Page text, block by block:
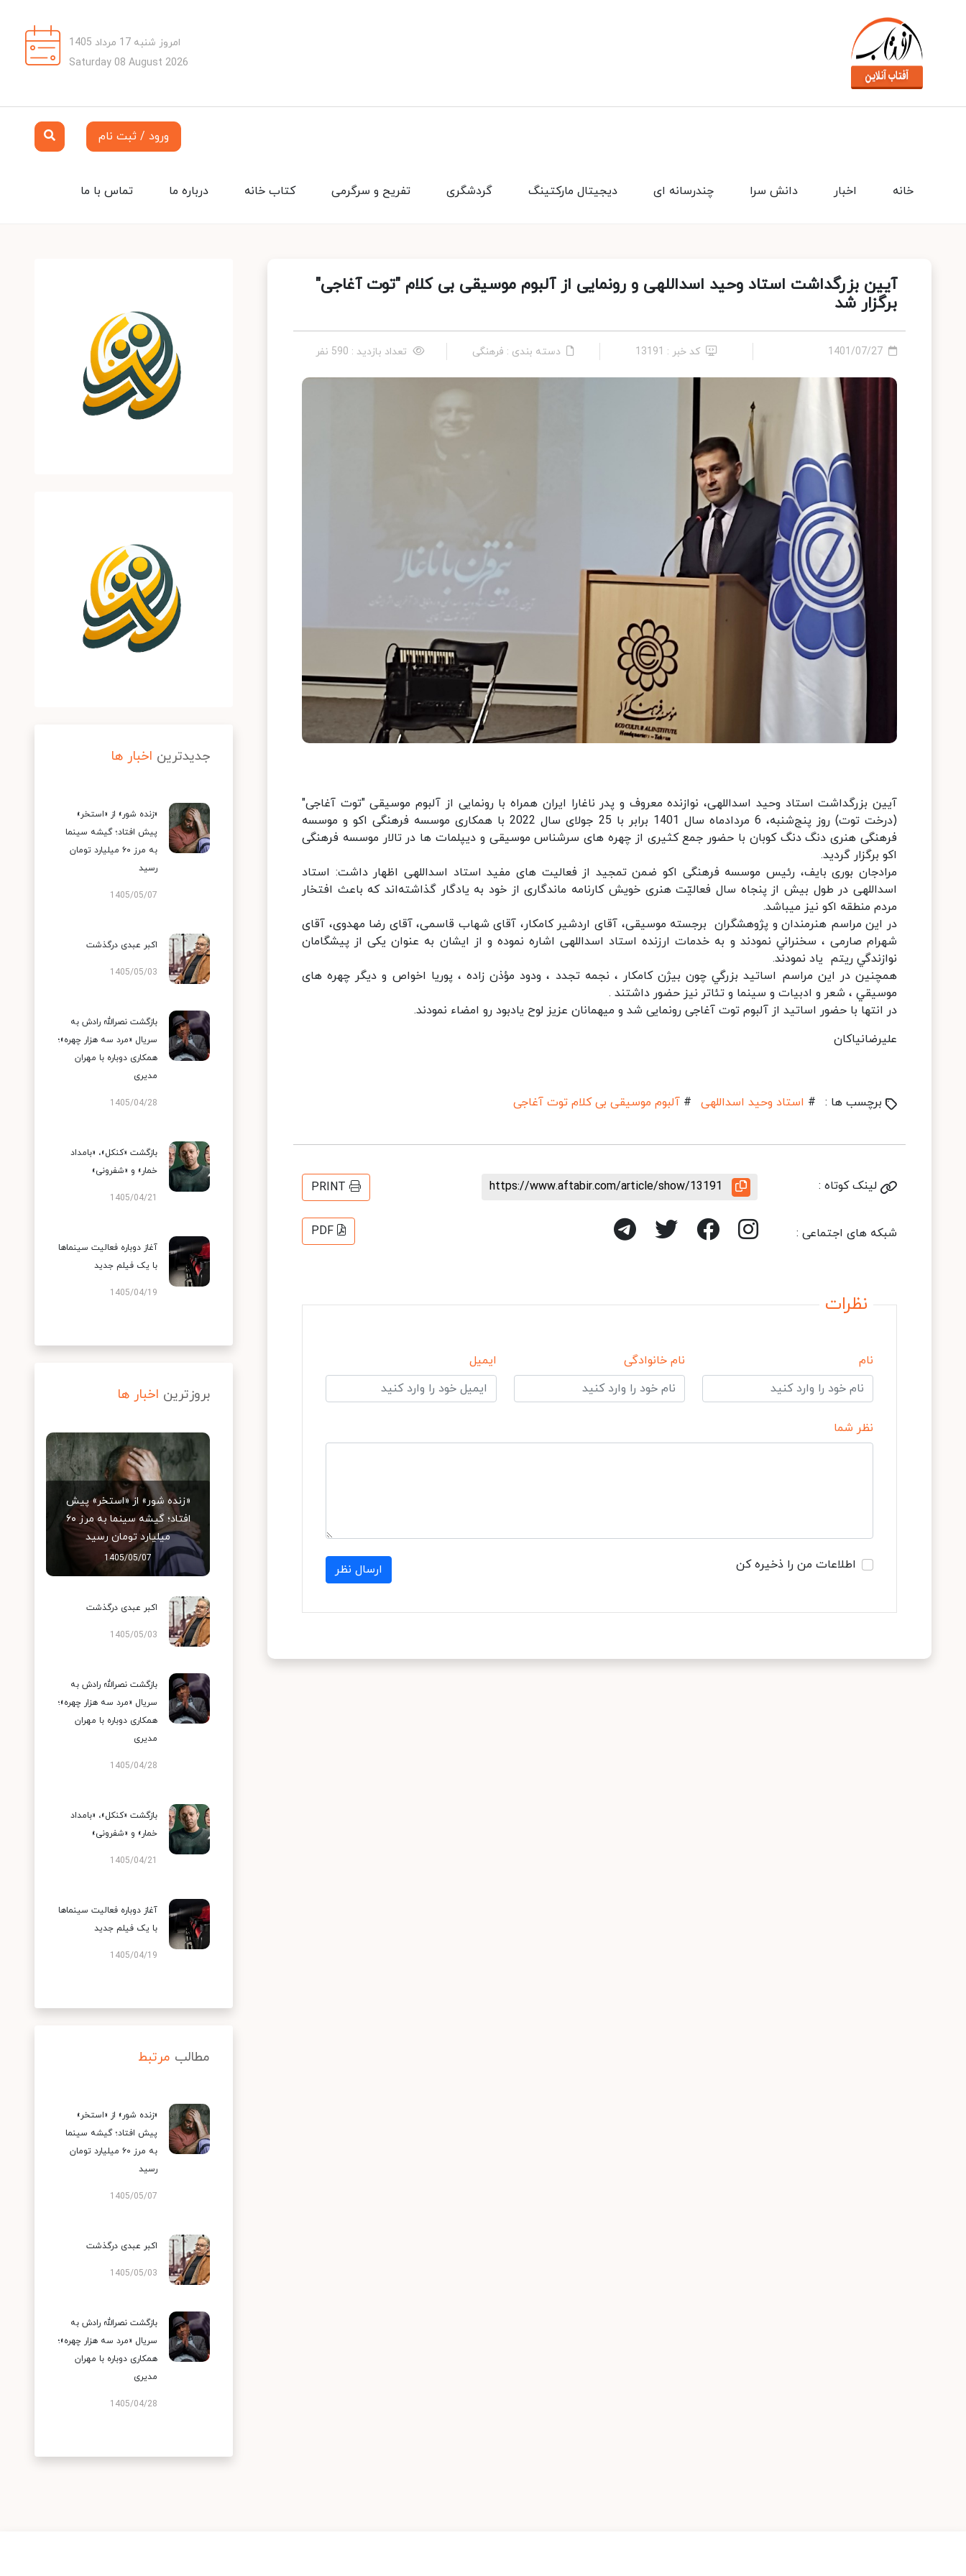
امروز شنبه 17 مرداد 1405
Saturday 08 August 2026
ورود / ثبت نام
تماس با ما درباره ما کتاب خانه تفریح و سرگرمی گردشگری دیجیتال مارکتینگ چندرسانه ای دانش سرا اخبار خانه
آیین بزرگداشت استاد وحید اسداللهی و رونمایی از آلبوم موسیقی بی کلام "توت آغاجی"
برگزار شد
1401/07/27 کد خبر : 13191 دسته بندی : فرهنگی تعداد بازدید : 590 نفر
آیین بزرگداشت استاد وحید اسداللهی، نوازنده معروف و پدر ناغارا ایران همراه با رونمایی از آلبوم موسیقی "توت آغاجی"
(درخت توت) روز پنج‌شنبه‌، 6 مردادماه سال 1401 برابر با 25 جولای سال 2022 با همکاری موسسه فرهنگی اکو و موسسه
فرهنگی هنری دنگ دنگ کوبان با حضور جمع کثیری از چهره های سرشناس موسیقی و دیپلمات ها در تالار موسسه فرهنگی
اکو برگزار گردید.
مرادجان بوری بایف، رئیس موسسه فرهنگی اکو ضمن تمجید از فعالیت های مفید استاد اسداللهی اظهار داشت: استاد
اسداللهی در طول بیش از پنجاه سال فعالیّت هنری خویش کارنامه ماندگاری از خود به یادگار گذاشته‌اند که باعث افتخار
مردم منطقه اکو نيز ميباشد.
در این مراسم هنرمندان و پژوهشگران برجسته موسیقی، آقای اردشیر کامکار، آقای شهاب قاسمى، آقای رضا مهدوی، آقای
شهرام صارمی ، سخنراني نمودند و به خدمات ارزنده استاد اسداللهی اشاره نموده و از ایشان به عنوان یکی از پیشگامان
نوازندگي ريتم یاد نمودند.
همچنين در اين مراسم اساتيد بزرگي چون بيژن كامكار ، نجمه تجدد ، ودود مؤذن زاده ، پوريا اخواص و ديگر چهره هاى
موسيقي ، شعر و ادبيات و سينما و تئاتر نيز حضور داشتند .
در انتها با حضور اساتيد از آلبوم توت آغاجى رونمايى شد و ميهمانان عزيز لوح يادبود رو امضاء نمودند.
علیرضانیاکان
برچسب ها : # استاد وحید اسداللهی # آلبوم موسیقی بی کلام توت آغاجی
لینک کوتاه : https://www.aftabir.com/article/show/13191
PRINT
شبکه های اجتماعی : PDF
نظرات
نام نام خانوادگی ایمیل
نظر شما
اطلاعات من را ذخیره کن ارسال نظر
جدیدترین اخبار ها
«زنده شور» از «استخر»
پیش افتاد؛ گیشه سینما
به مرز ۶۰ میلیارد تومان
رسید
1405/05/07
اکبر عبدی درگذشت
1405/05/03
بازگشت نصرالله رادش به
سریال «مرد سه هزار چهره»؛
همکاری دوباره با مهران
مدیری
1405/04/28
بازگشت «کنکل»، «بامداد
خمار» و «شفرونی»
1405/04/21
آغاز دوباره فعالیت سینماها
با یک فیلم جدید
1405/04/19
بروزترین اخبار ها
«زنده شور» از «استخر» پیش
افتاد؛ گیشه سینما به مرز ۶۰
میلیارد تومان رسید
1405/05/07
اکبر عبدی درگذشت
1405/05/03
بازگشت نصرالله رادش به
سریال «مرد سه هزار چهره»؛
همکاری دوباره با مهران
مدیری
1405/04/28
بازگشت «کنکل»، «بامداد
خمار» و «شفرونی»
1405/04/21
آغاز دوباره فعالیت سینماها
با یک فیلم جدید
1405/04/19
مطالب مرتبط
«زنده شور» از «استخر»
پیش افتاد؛ گیشه سینما
به مرز ۶۰ میلیارد تومان
رسید
1405/05/07
اکبر عبدی درگذشت
1405/05/03
بازگشت نصرالله رادش به
سریال «مرد سه هزار چهره»؛
همکاری دوباره با مهران
مدیری
1405/04/28